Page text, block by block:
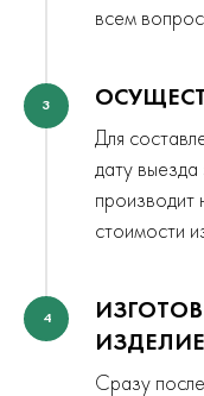
всем
3
Для
дату
производит
стоимости
4
ИЗДЕЛИЕ
Сразу